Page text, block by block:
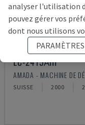
LC-2415ΑIII
AMADA - MACHINE DE
SUISSE 2000
analyser l'utilisation
pouvez gérer vos
dont nous utilisons